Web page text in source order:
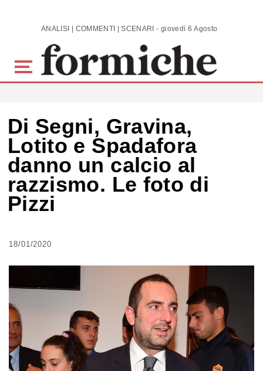
Skip to main content ANALISI | COMMENTI | SCENARI - giovedì 6 Agosto 2026
Di Segni, Gravina,
Lotito e Spadafora
danno un calcio al
razzismo. Le foto di
Pizzi
18/01/2020